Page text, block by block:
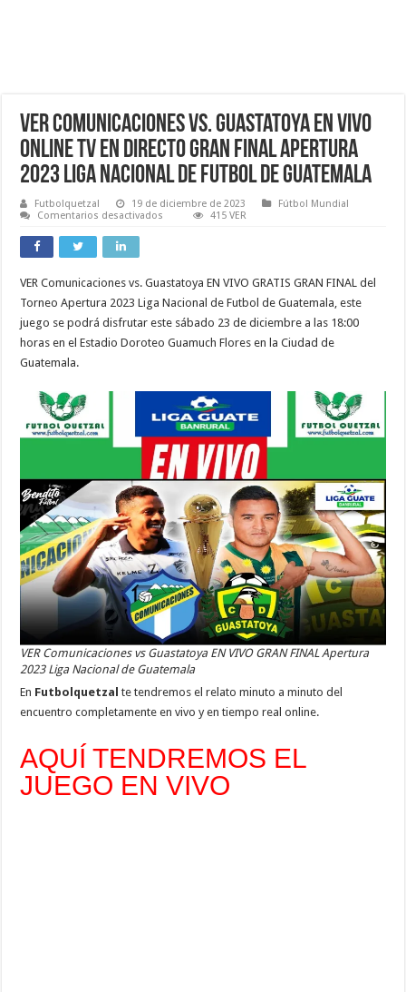
VER Comunicaciones vs. Guastatoya EN VIVO
ONLINE TV EN DIRECTO GRAN FINAL Apertura
2023 Liga Nacional de Futbol de Guatemala
Futbolquetzal 19 de diciembre de 2023
Fútbol Mundial
Comentarios desactivados
VIVO
ONLINE
TV
EN
GRAN
Liga
Nacional
de
Futbol
de
Guatemala
415 VER
VER Comunicaciones vs. Guastatoya EN VIVO GRATIS GRAN FINAL del
Torneo Apertura 2023 Liga Nacional de Futbol de Guatemala, este
juego se podrá disfrutar este sábado 23 de diciembre a las 18:00
horas en el Estadio Doroteo Guamuch Flores en la Ciudad de
Guatemala.
VER Comunicaciones vs Guastatoya EN VIVO GRAN FINAL Apertura
2023 Liga Nacional de Guatemala
En Futbolquetzalte tendremos el relato minuto a minuto del
encuentro completamente en vivo y en tiempo real online.
AQUÍ TENDREMOS EL
JUEGO EN VIVO